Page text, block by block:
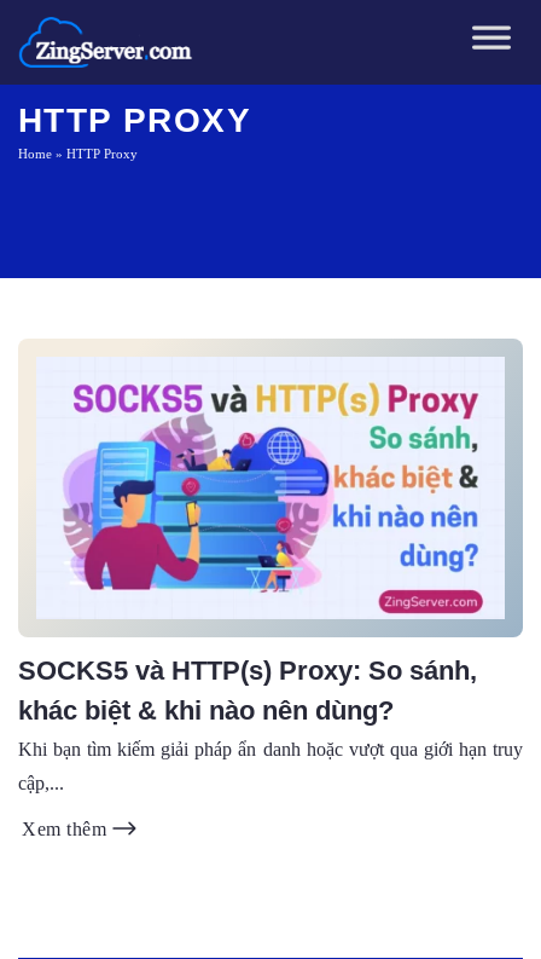
Chuyển
đến
dung
HTTP PROXY
Home » HTTP Proxy
SOCKS5 và HTTP(s) Proxy: So sánh,
khác biệt & khi nào nên dùng?
Khi bạn tìm kiếm giải pháp ẩn danh hoặc vượt qua giới hạn truy
cập,...
Xem thêm